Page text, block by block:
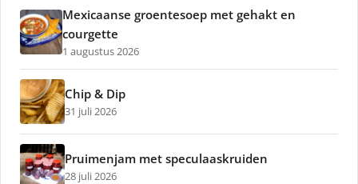
Mexicaanse groentesoep met gehakt en
courgette
1 augustus 2026
Chip & Dip
31 juli 2026
Pruimenjam met speculaaskruiden
28 juli 2026